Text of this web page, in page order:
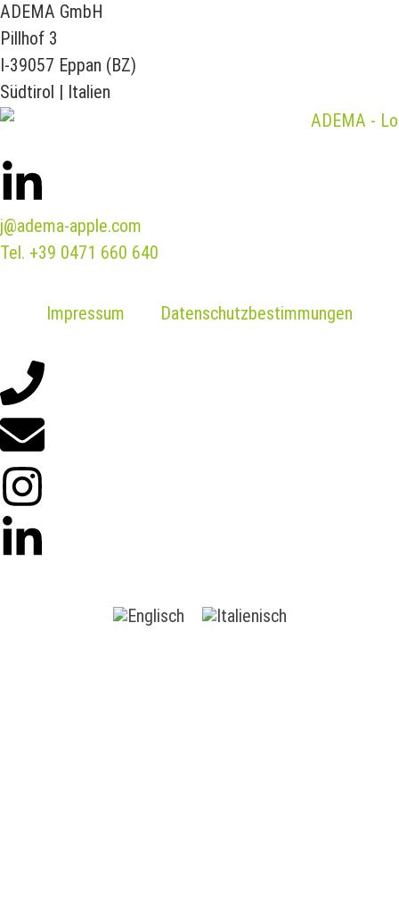
ADEMA GmbH
Pillhof 3
I-39057 Eppan (BZ)
Südtirol | Italien
j@adema-apple.com
Tel. +39 0471 660 640
Impressum Datenschutzbestimmungen